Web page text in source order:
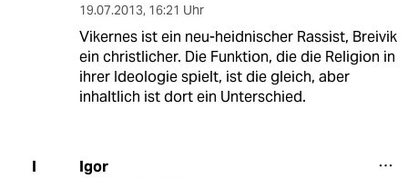
19.07.2013, 16:21 Uhr
Vikernes ist ein neu-heidnischer Rassist, Breivik
ein christlicher. Die Funktion, die die Religion in
ihrer Ideologie spielt, ist die gleich, aber
inhaltlich ist dort ein Unterschied.
I Igor